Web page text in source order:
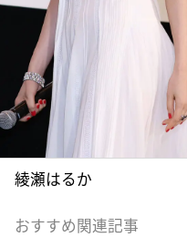
綾瀬はるか
おすすめ関連記事